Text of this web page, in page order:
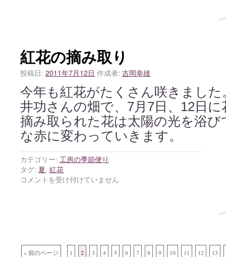
紅花の摘み取り
投稿日: 2011年7月12日 作成者: 吉岡幸雄
今年も紅花がたくさん咲きました
井功さんの畑で、7月7日、12日
摘み取られた花は太陽の光を浴
な赤に変わっていきます。
カテゴリー: 工房の季節便り
タグ: 夏, 紅花
コメントを受け付けていません
« 前のページ 1 2 3 4 5 6 7 8 9 10 11 12 13